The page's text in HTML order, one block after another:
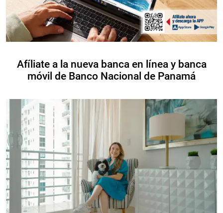
Afíliate a la nueva banca en línea y banca
móvil de Banco Nacional de Panamá